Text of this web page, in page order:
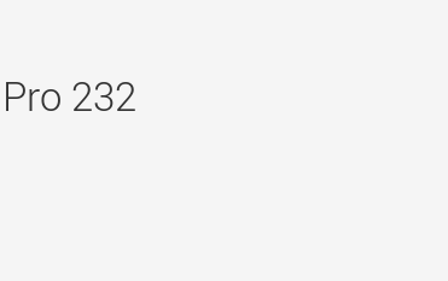
232